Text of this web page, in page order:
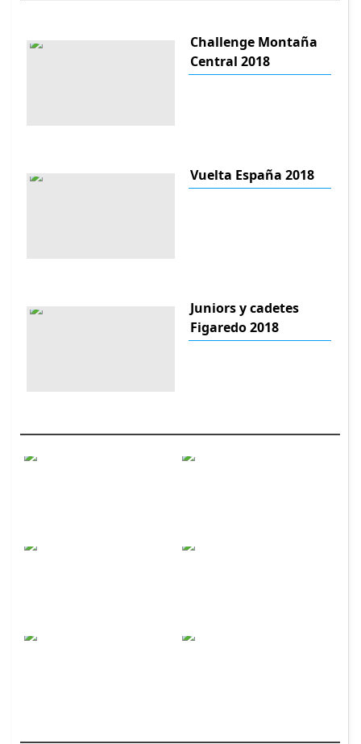
Challenge Montaña
Central 2018
Vuelta España 2018
Juniors y cadetes
Figaredo 2018